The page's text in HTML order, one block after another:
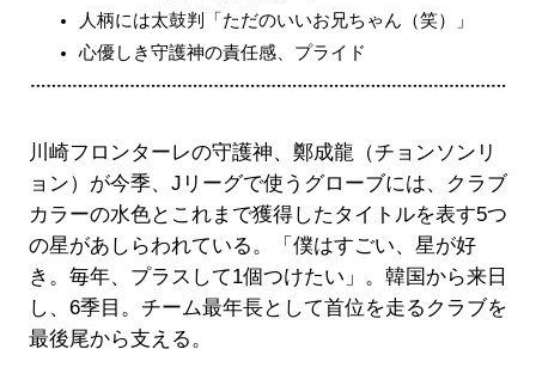
人柄には太鼓判「ただのいいお兄ちゃん（笑）」
心優しき守護神の責任感、プライド
川崎フロンターレの守護神、鄭成龍（チョンソンリ
ョン）が今季、Jリーグで使うグローブには、クラブ
カラーの水色とこれまで獲得したタイトルを表す5つ
の星があしらわれている。「僕はすごい、星が好
き。毎年、プラスして1個つけたい」。韓国から来日
し、6季目。チーム最年長として首位を走るクラブを
最後尾から支える。